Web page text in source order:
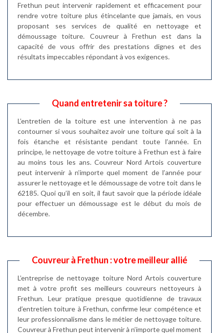
Frethun peut intervenir rapidement et efficacement pour
rendre votre toiture plus étincelante que jamais, en vous
proposant ses services de qualité en nettoyage et
démoussage toiture. Couvreur à Frethun est dans la
capacité de vous offrir des prestations dignes et des
résultats impeccables répondant à vos exigences.
Quand entretenir sa toiture ?
L’entretien de la toiture est une intervention à ne pas
contourner si vous souhaitez avoir une toiture qui soit à la
fois étanche et résistante pendant toute l’année. En
principe, le nettoyage de votre toiture à Frethun est à faire
au moins tous les ans. Couvreur Nord Artois couverture
peut intervenir à n’importe quel moment de l’année pour
assurer le nettoyage et le démoussage de votre toit dans le
62185. Quoi qu’il en soit, il faut savoir que la période idéale
pour effectuer un démoussage est le début du mois de
décembre.
Couvreur à Frethun : votre meilleur allié
L’entreprise de nettoyage toiture Nord Artois couverture
met à votre profit ses meilleurs couvreurs nettoyeurs à
Frethun. Leur pratique presque quotidienne de travaux
d’entretien toiture à Frethun, confirme leur compétence et
leur professionnalisme dans le métier de nettoyage toiture.
Couvreur à Frethun peut intervenir à n’importe quel moment